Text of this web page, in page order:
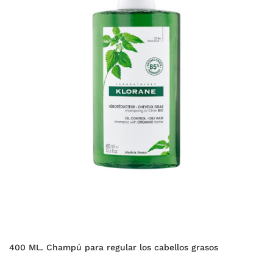
400 ML. Champú para regular los cabellos grasos